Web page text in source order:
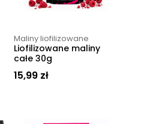
Maliny liofilizowane
Liofilizowane maliny
całe 30g
15,99 zł